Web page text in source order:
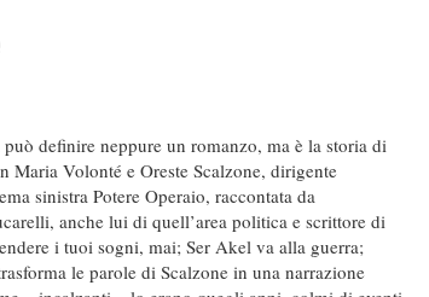
definire neppure un romanzo, ma è la storia di
Maria Volonté e Oreste Scalzone, dirigente
sinistra Potere Operaio, raccontata da
anche lui di quell’area politica e scrittore di
i tuoi sogni, mai; Ser Akel va alla guerra;
le parole di Scalzone in una narrazione